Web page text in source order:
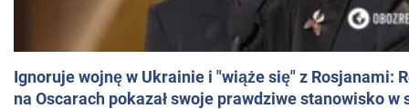
Ignoruje wojnę w Ukrainie i "wiąże się" z Rosjanami:
na Oscarach pokazał swoje prawdziwe stanowisko w